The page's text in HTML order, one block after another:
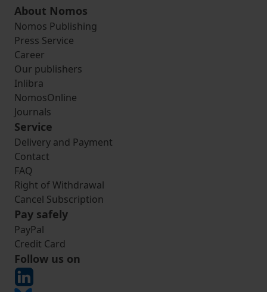
About Nomos
Nomos Publishing
Press Service
Career
Our publishers
Inlibra
NomosOnline
Journals
Service
Delivery and Payment
Contact
FAQ
Right of Withdrawal
Cancel Subscription
Pay safely
PayPal
Credit Card
Follow us on